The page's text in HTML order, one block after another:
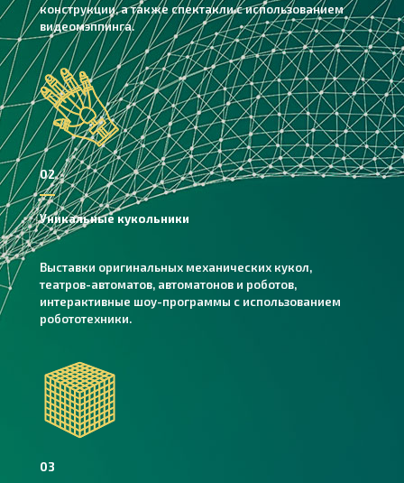
конструкции, а также спектакли с использованием
видеомэппинга.
02
Уникальные кукольники
Выставки оригинальных механических кукол,
театров-автоматов, автоматонов и роботов,
интерактивные шоу-программы с использованием
робототехники.
03